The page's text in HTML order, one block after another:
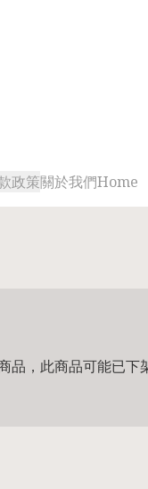
政策關於我們Home
品，此商品可能已下